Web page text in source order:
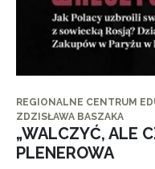
REGIONALNE CENTRUM
ZDZISŁAWA BASZAKA
„WALCZYĆ, ALE
PLENEROWA